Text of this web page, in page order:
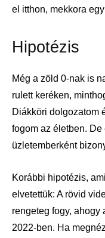
el itthon, mekkora
Hipotézis
Még a zöld 0-nak is
rulett keréken,
Diákköri dolgozatom
fogom az életben.
üzletemberként
Korábbi hipotézis,
elvetettük: A rövid
rengeteg fogy, ahogy
2022-ben. Ha